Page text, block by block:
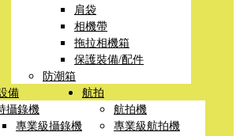
肩袋
相機帶
拖拉相機箱
保護裝備/配件
防潮箱
備
攝錄機
專業級攝錄機
航拍
航拍機
專業級航拍機